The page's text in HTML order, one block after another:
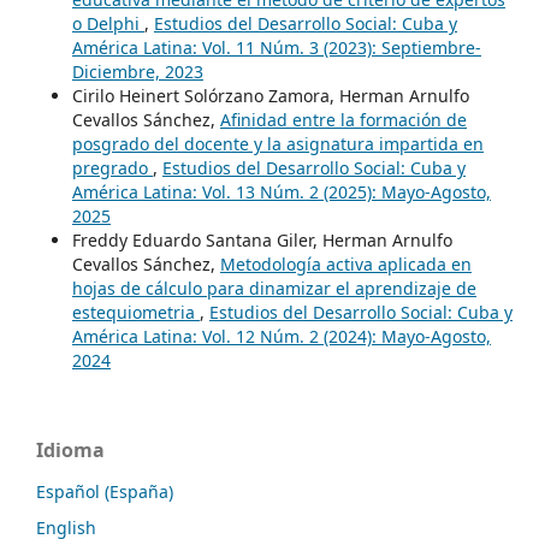
o Delphi , Estudios del Desarrollo Social: Cuba y
América Latina: Vol. 11 Núm. 3 (2023): Septiembre-
Diciembre, 2023
Cirilo Heinert Solórzano Zamora, Herman Arnulfo
Cevallos Sánchez, Afinidad entre la formación de
posgrado del docente y la asignatura impartida en
pregrado , Estudios del Desarrollo Social: Cuba y
América Latina: Vol. 13 Núm. 2 (2025): Mayo-Agosto,
2025
Freddy Eduardo Santana Giler, Herman Arnulfo
Cevallos Sánchez, Metodología activa aplicada en
hojas de cálculo para dinamizar el aprendizaje de
estequiometria , Estudios del Desarrollo Social: Cuba y
América Latina: Vol. 12 Núm. 2 (2024): Mayo-Agosto,
2024
Idioma
Español (España)
English